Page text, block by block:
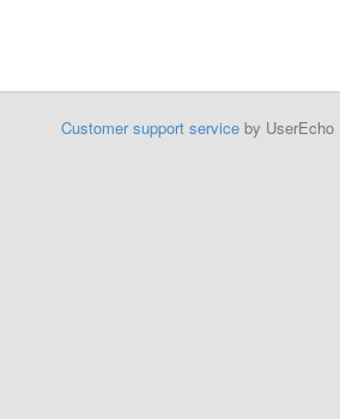
Customer support serviceby UserEcho